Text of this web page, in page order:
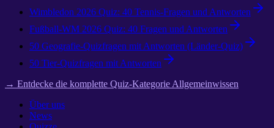
Wimbledon 2026 Quiz: 40 Tennis-Fragen und Antworten
Fußball-WM 2026 Quiz: 40 Fragen und Antworten
50 Geografie-Quizfragen mit Antworten (Länder-Quiz)
50 Tier-Quizfragen mit Antworten
→ Entdecke die komplette Quiz-Kategorie Allgemeinwissen
Über uns
News